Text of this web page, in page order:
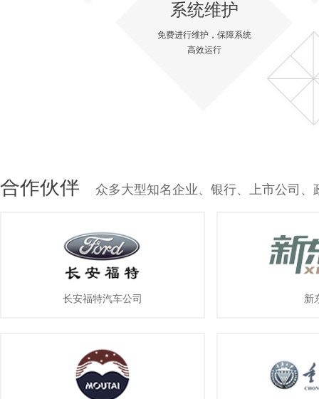
系统维护
免费进行维护，保障系统
高效运行
合作伙伴 众多大型知名企业、银行、上市公司
长安福特汽车公司 新